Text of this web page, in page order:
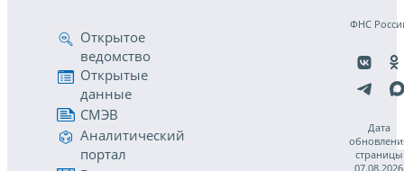
Открытое
ведомство
Открытые
данные
СМЭВ
Аналитический
портал
ФНС
Дата
страницы
07.08.2026